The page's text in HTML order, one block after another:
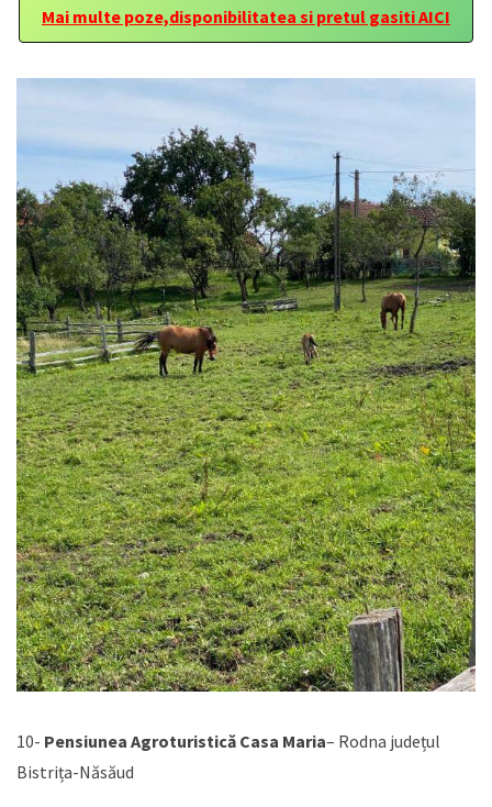
Mai multe poze,disponibilitatea si pretul gasiti AICI
10- Pensiunea Agroturistică Casa Maria– Rodna județul
Bistrița-Năsăud